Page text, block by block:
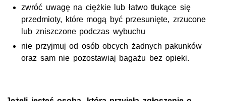
zwróć uwagę na ciężkie lub łatwo tłukące się
przedmioty, które mogą być przesunięte, zrzucone
lub zniszczone podczas wybuchu
nie przyjmuj od osób obcych żadnych pakunków
oraz sam nie pozostawiaj bagażu bez opieki.